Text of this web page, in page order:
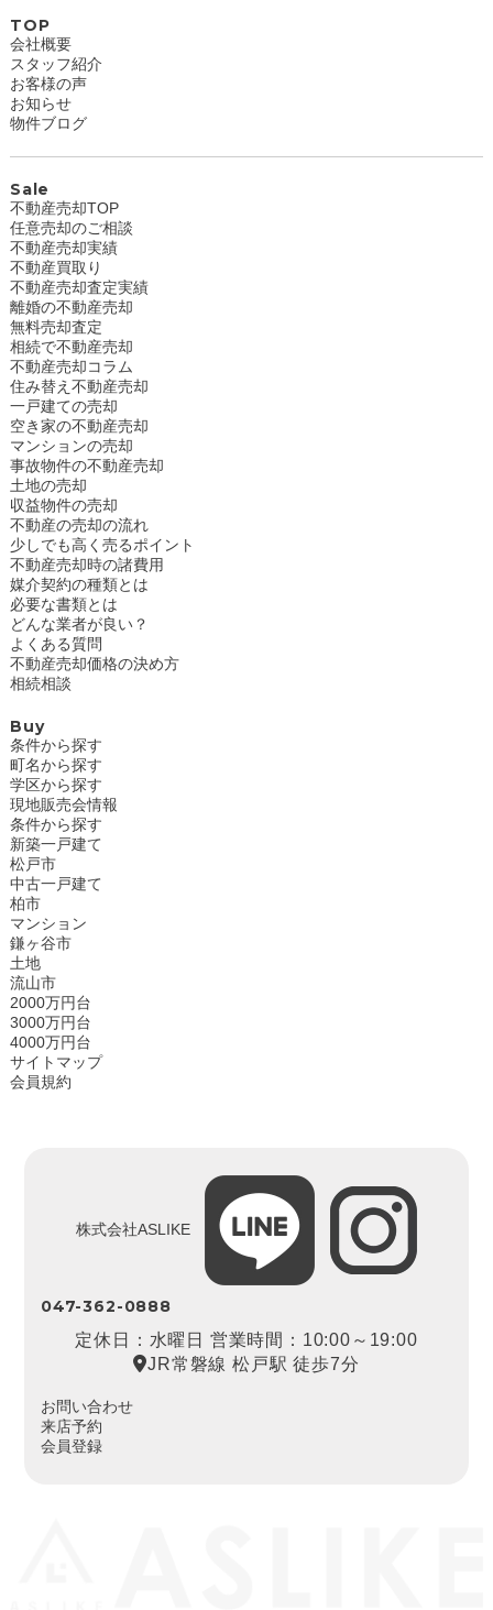
TOP
会社概要
スタッフ紹介
お客様の声
お知らせ
物件ブログ
Sale
不動産売却TOP
任意売却のご相談
不動産売却実績
不動産買取り
不動産売却査定実績
離婚の不動産売却
無料売却査定
相続で不動産売却
不動産売却コラム
住み替え不動産売却
一戸建ての売却
空き家の不動産売却
マンションの売却
事故物件の不動産売却
土地の売却
収益物件の売却
不動産の売却の流れ
少しでも高く売るポイント
不動産売却時の諸費用
媒介契約の種類とは
必要な書類とは
どんな業者が良い？
よくある質問
不動産売却価格の決め方
相続相談
Buy
条件から探す
町名から探す
学区から探す
現地販売会情報
条件から探す
新築一戸建て
松戸市
中古一戸建て
柏市
マンション
鎌ヶ谷市
土地
流山市
2000万円台
3000万円台
4000万円台
サイトマップ
会員規約
株式会社ASLIKE
047-362-0888
定休日：水曜日 営業時間：10:00～19:00
JR常磐線 松戸駅 徒歩7分
お問い合わせ
来店予約
会員登録